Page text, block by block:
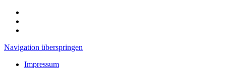
Navigation überspringen
Impressum